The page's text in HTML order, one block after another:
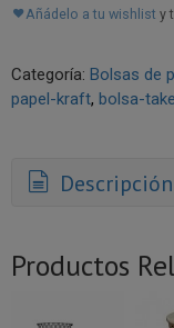
Añádelo a tu wishlist y
Categoría: Bolsas de
papel-kraft bolsa-
Descripción
Productos